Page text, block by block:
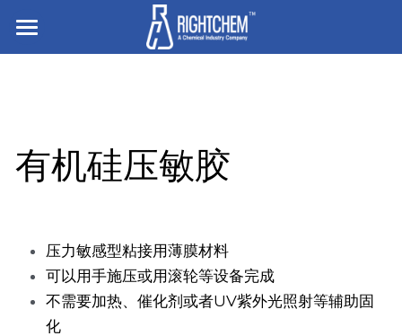
主页
业务与产品
离型与底涂
压敏胶
电子粘接与密封
硅橡胶
有机硅凝胶及液体硅胶
招贤纳士
简体中文
简体中文
有机硅压敏胶
压力敏感型粘接用薄膜材料
可以用手施压或用滚轮等设备完成
不需要加热、催化剂或者UV紫外光照射等辅助固
化